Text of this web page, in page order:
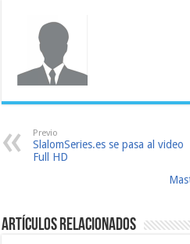
Previo
SlalomSeries.es se pasa al video
Full HD
Artículos relacionados